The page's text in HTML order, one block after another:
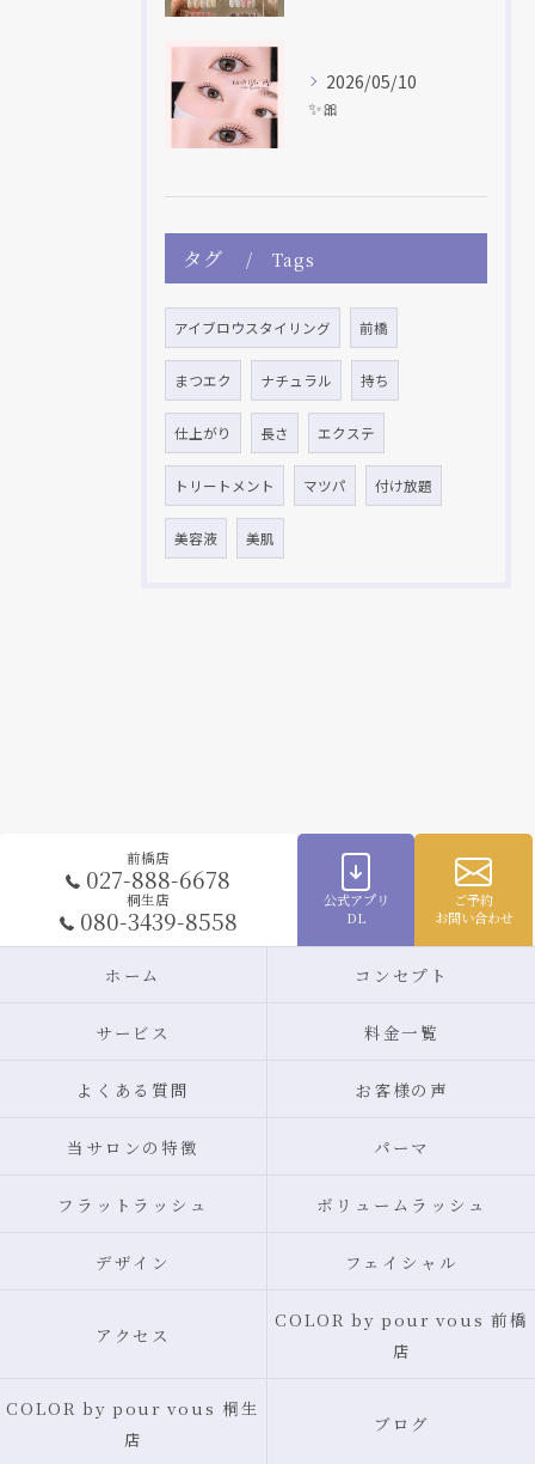
2026/05/10
✨🎀
タグ Tags
アイブロウスタイリング 前橋
まつエク ナチュラル 持ち
仕上がり 長さ エクステ
トリートメント マツパ 付け放題
美容液 美肌
前橋店
027-888-6678
桐生店
080-3439-8558
公式アプリ
DL
ご予約
お問い合わせ
ホーム コンセプト
サービス 料金一覧
よくある質問 お客様の声
当サロンの特徴 パーマ
フラットラッシュ ボリュームラッシュ
デザイン フェイシャル
アクセス
COLOR by pour vous 前橋
店
COLOR by pour vous 桐生
店
ブログ